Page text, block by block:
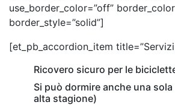
use_border_color=”off”
border_style=”solid”]
[et_pb_accordion_item
Ricovero sicuro per le
Si può dormire anche una
alta stagione)